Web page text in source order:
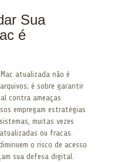
Sua
é
atualizada não é
é sobre garantir
contra ameaças
empregam estratégias
muitas vezes
ou fracas.
o risco de acesso
sua defesa digital.